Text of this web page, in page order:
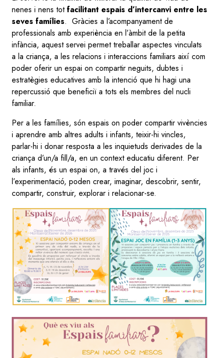
nenes i nens totfacilitant espais d’intercanvi entre les
seves famílies. Gràcies a l’acompanyament de
professionals amb experiència en l’àmbit de la petita
infància, aquest servei permet treballar aspectes vinculats
a la criança, a les relacions i interaccions familiars així com
poder oferir un espai on compartir neguits, dubtes i
estratègies educatives amb la intenció que hi hagi una
repercussió que beneficiï a tots els membres del nucli
familiar.
Per a les famílies, són espais on poder compartir vivències
i aprendre amb altres adults i infants, teixir-hi vincles,
parlar-hi i donar resposta a les inquietuds derivades de la
criança d’un/a fill/a, en un context educatiu diferent. Per
als infants, és un espai on, a través del joc i
l’experimentació, poden crear, imaginar, descobrir, sentir,
compartir, construir, explorar i relacionar-se.